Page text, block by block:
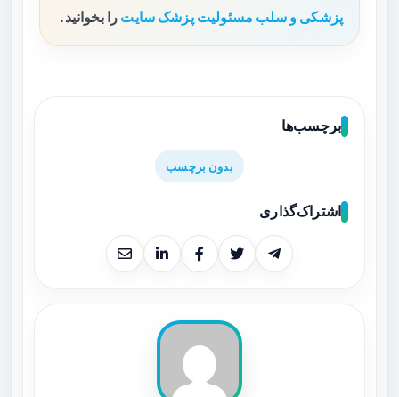
پزشکی و سلب مسئولیت پزشک سایت را بخوانید.
برچسب‌ها
بدون برچسب
اشتراک‌گذاری